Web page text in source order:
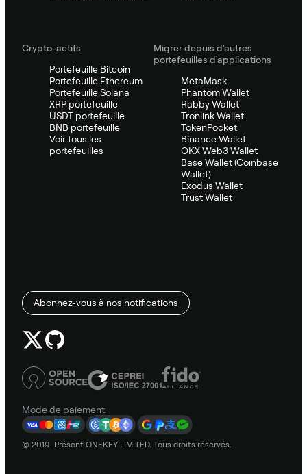
Crypto-actifs
Portefeuille Bitcoin
Portefeuille Ethereum
Portefeuille Solana
XRP portefeuille
USDT portefeuille
BNB portefeuille
Voir tous les
portefeuilles
Migrer depuis d'autres
portefeuilles d'applications
MetaMask
Phantom Wallet
Rabby Wallet
Tronlink Wallet
TokenPocket
Binance Wallet
OKX Web3 Wallet
Base Wallet (Coinbase
Wallet)
Exodus Wallet
Trust Wallet
Abonnez-vous à nos notifications
Mode de paiement
© 2019–Présent ONEKEY LIMITED. Tous droits réservés.